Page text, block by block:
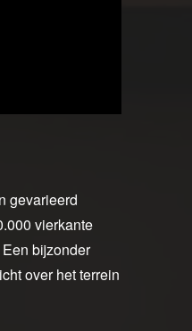
gevarieerd
vierkante
bijzonder
over het terrein